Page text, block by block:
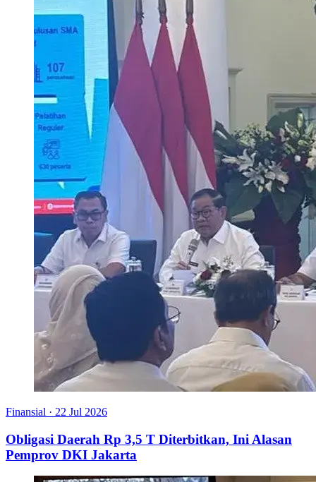
Finansial · 22 Jul 2026
Obligasi Daerah Rp 3,5 T Diterbitkan, Ini Alasan
Pemprov DKI Jakarta